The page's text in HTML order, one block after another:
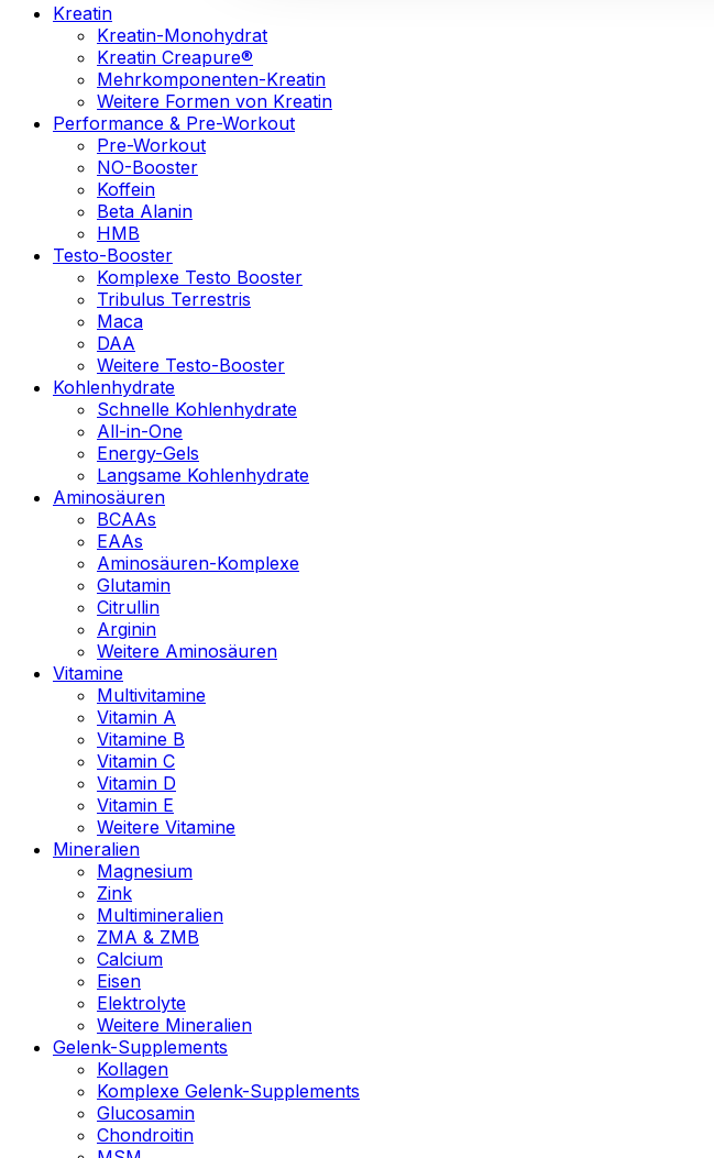
Kreatin
Kreatin-Monohydrat
Kreatin Creapure®
Mehrkomponenten-Kreatin
Weitere Formen von Kreatin
Performance & Pre-Workout
Pre-Workout
NO-Booster
Koffein
Beta Alanin
HMB
Testo-Booster
Komplexe Testo Booster
Tribulus Terrestris
Maca
DAA
Weitere Testo-Booster
Kohlenhydrate
Schnelle Kohlenhydrate
All-in-One
Energy-Gels
Langsame Kohlenhydrate
Aminosäuren
BCAAs
EAAs
Aminosäuren-Komplexe
Glutamin
Citrullin
Arginin
Weitere Aminosäuren
Vitamine
Multivitamine
Vitamin A
Vitamine B
Vitamin C
Vitamin D
Vitamin E
Weitere Vitamine
Mineralien
Magnesium
Zink
Multimineralien
ZMA & ZMB
Calcium
Eisen
Elektrolyte
Weitere Mineralien
Gelenk-Supplements
Kollagen
Komplexe Gelenk-Supplements
Glucosamin
Chondroitin